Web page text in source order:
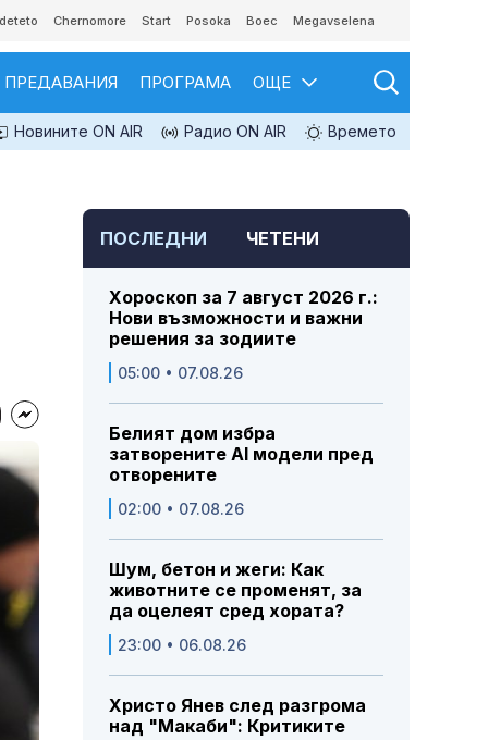
Chernomore Start Posoka Boec Megavselena
ПРЕДАВАНИЯ ПРОГРАМА ОЩЕ
Новините ON AIR Радио ON AIR Времето
ПОСЛЕДНИ ЧЕТЕНИ
Хороскоп за 7 август 2026 г.:
Нови възможности и важни
решения за зодиите
05:00 • 07.08.26
Белият дом избра
затворените AI модели пред
отворените
02:00 • 07.08.26
Шум, бетон и жеги: Как
животните се променят, за
да оцелеят сред хората?
23:00 • 06.08.26
Христо Янев след разгрома
над "Макаби": Критиките